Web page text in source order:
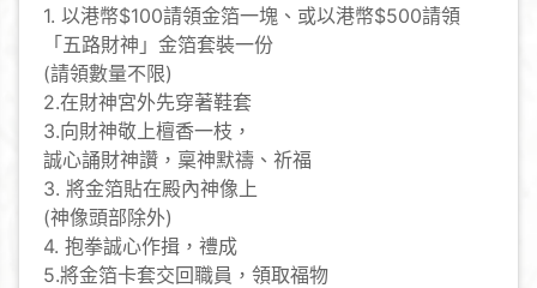
1. 以港幣$100請領金箔一塊、或以港幣$500請領
「五路財神」金箔套裝一份
(請領數量不限)
2.在財神宮外先穿著鞋套
3.向財神敬上檀香一枝，
誠心誦財神讚，稟神默禱、祈福
3. 將金箔貼在殿內神像上
(神像頭部除外)
4. 抱拳誠心作揖，禮成
5.將金箔卡套交回職員，領取福物